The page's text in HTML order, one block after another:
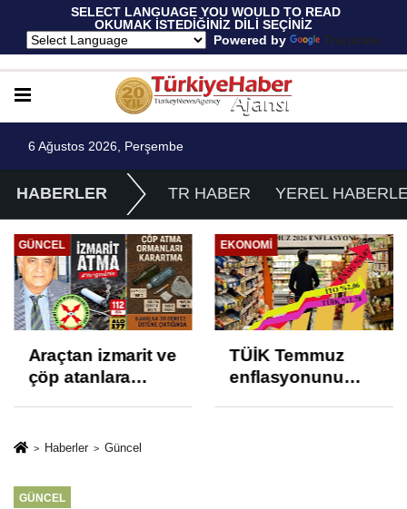
SELECT LANGUAGE YOU WOULD TO READ
OKUMAK İSTEDİĞİNİZ DİLİ SEÇİNİZ
Powered by
Translate
6 Ağustos 2026, Perşembe
HABERLER TR HABER YEREL
GÜNCEL
Araçtan izmarit ve
çöp atanlara
izmariti
EKONOMI
TÜİK Temmuz
enflasyonunu
Haberler Güncel
GÜNCEL